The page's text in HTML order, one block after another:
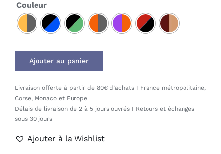
Couleur
Ajouter au panier
Livraison offerte à partir de 80€ d’achats I France métropolitaine,
Corse, Monaco et Europe
Délais de livraison de 2 à 5 jours ouvrés I Retours et échanges
sous 30 jours
Ajouter à la Wishlist